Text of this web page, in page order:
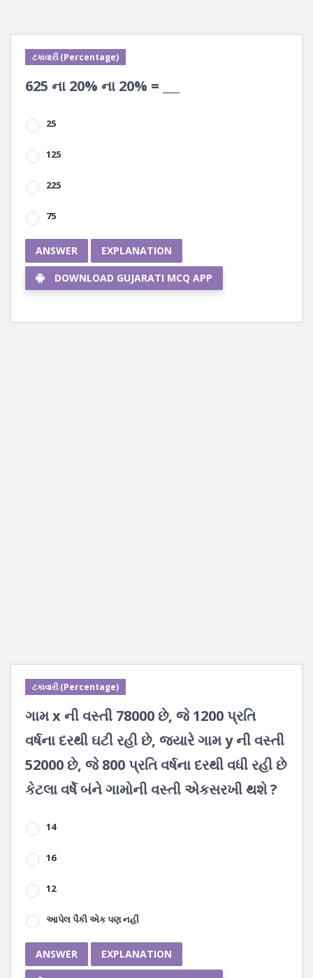
ટકાવારી (Percentage)
625 ના 20% ના 20% = ___
25
125
225
75
ANSWER EXPLANATION
DOWNLOAD GUJARATI MCQ APP
ટકાવારી (Percentage)
ગામ x ની વસ્તી 78000 છે, જે 1200 પ્રતિ
વર્ષના દરથી ઘટી રહી છે, જ્યારે ગામ y ની વસ્તી
52000 છે, જે 800 પ્રતિ વર્ષના દરથી વધી રહી છે‌
કેટલા વર્ષે બંને ગામોની વસ્તી એકસરખી થશે ?
14
16
12
આપેલ પૈકી એક પણ નહીં
ANSWER EXPLANATION